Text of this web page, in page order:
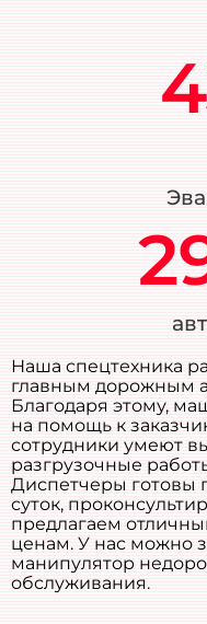
Наша спецтехника
главным дорожным
Благодаря этому,
на помощь к
сотрудники умеют
разгрузочные
Диспетчеры готовы
суток,
предлагаем
ценам. У нас можно
манипулятор
обслуживания.